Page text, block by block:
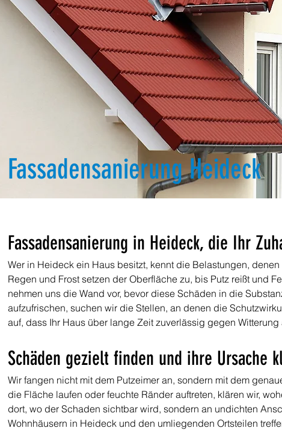
Fassadensanierung Heideck
Fassadensanierung in Heideck, die Ihr
Wer in Heideck ein Haus besitzt, kennt die Belastungen,
Regen und Frost setzen der Oberfläche zu, bis Putz reißt und
nehmen uns die Wand vor, bevor diese Schäden in die
aufzufrischen, suchen wir die Stellen, an denen die
auf, dass Ihr Haus über lange Zeit zuverlässig gegen
Schäden gezielt finden und ihre Ursache
Wir fangen nicht mit dem Putzeimer an, sondern mit dem
die Fläche laufen oder feuchte Ränder auftreten, klären wir,
dort, wo der Schaden sichtbar wird, sondern an undichten
Wohnhäusern in Heideck und den umliegenden Ortsteilen